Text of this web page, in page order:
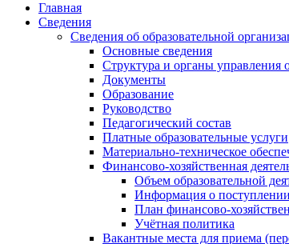
Главная
Сведения
Сведения об образовательной
Основные сведения
Структура и органы управления
Документы
Образование
Руководство
Педагогический состав
Платные образовательные услуги
Материально-техническое
Финансово-хозяйственная
Объем образовательной
Информация о
План финансово-
Учётная политика
Вакантные места для приема